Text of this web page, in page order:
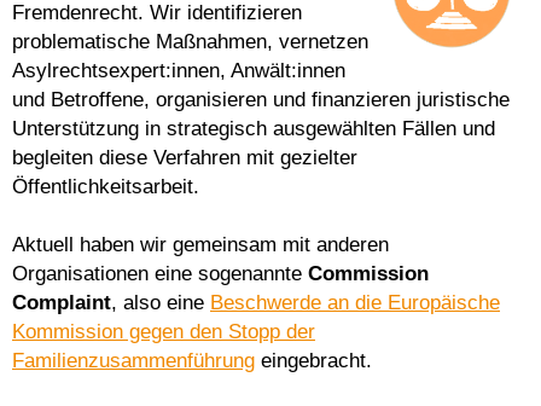
Fremdenrecht. Wir identifizieren
problematische Maßnahmen, vernetzen
Asylrechtsexpert:innen, Anwält:innen
und Betroffene, organisieren und finanzieren juristische
Unterstützung in strategisch ausgewählten Fällen und
begleiten diese Verfahren mit gezielter
Öffentlichkeitsarbeit.
Aktuell haben wir gemeinsam mit anderen
Organisationen eine sogenannte Commission
Complaint, also eine Beschwerde an die Europäische
Kommission gegen den Stopp der
Familienzusammenführung eingebracht.